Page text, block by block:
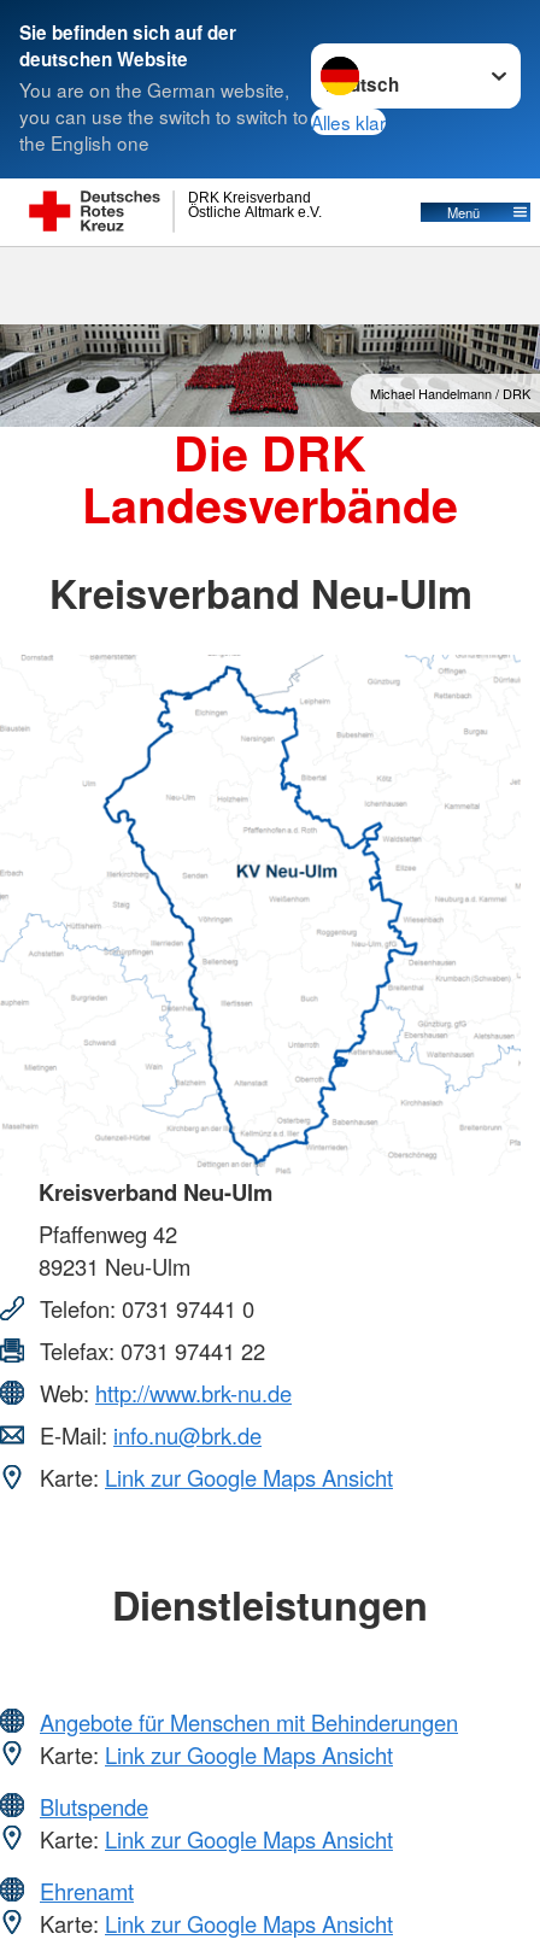
Sie befinden sich auf der
deutschen Website
You are on the German website,
you can use the switch to switch to
the English one
Sprache wechseln zu
Alles klar
Östliche Altmark e.V.
DRK Kreisverband
Menü
Suche
Landesverbände
Michael Handelmann / DRK
Die DRK
Landesverbände
Kreisverband Neu-Ulm
Kreisverband Neu-Ulm
Pfaffenweg 42
89231 Neu-Ulm
Telefon: 0731 97441 0
Telefax: 0731 97441 22
Web: http://www.brk-nu.de
E-Mail: info.nu@brk.de
Karte: Link zur Google Maps Ansicht
Dienstleistungen
Angebote für Menschen mit Behinderungen
Karte: Link zur Google Maps Ansicht
Blutspende
Karte: Link zur Google Maps Ansicht
Ehrenamt
Karte: Link zur Google Maps Ansicht